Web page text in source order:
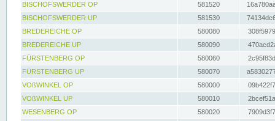
BISCHOFSWERDER OP
581520
BISCHOFSWERDER UP
581530
BREDEREICHE OP
580080
BREDEREICHE UP
580090
FÜRSTENBERG OP
580060
FÜRSTENBERG UP
580070
VOßWINKEL OP
580000
VOßWINKEL UP
580010
WESENBERG OP
580020